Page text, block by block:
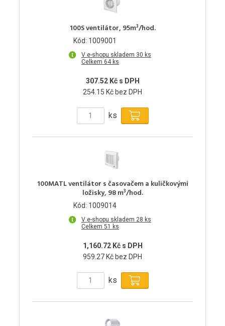
100S ventilátor, 95m³/hod.
Kód: 1009001
V e-shopu skladem 30 ks
Celkem 64 ks
307.52 Kč s DPH
254.15 Kč bez DPH
ks
100MATL ventilátor s časovačem a kuličkovými
ložisky, 98 m³/hod.
Kód: 1009014
V e-shopu skladem 28 ks
Celkem 51 ks
1,160.72 Kč s DPH
959.27 Kč bez DPH
ks